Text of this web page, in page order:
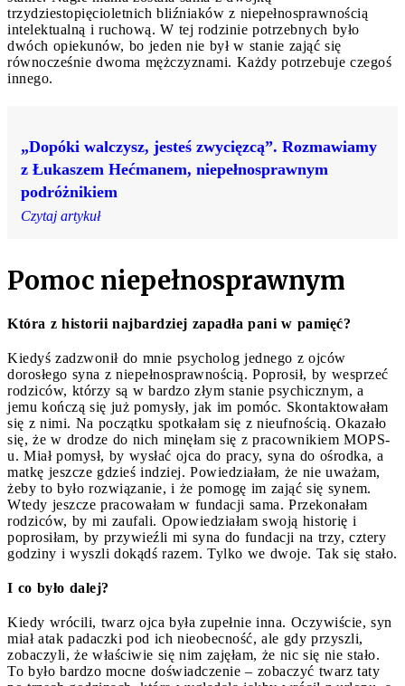
trzydziestopięcioletnich bliźniaków z niepełnosprawnością
intelektualną i ruchową. W tej rodzinie potrzebnych było
dwóch opiekunów, bo jeden nie był w stanie zająć się
równocześnie dwoma mężczyznami. Każdy potrzebuje czegoś
innego.
„Dopóki walczysz, jesteś zwycięzcą”. Rozmawiamy
z Łukaszem Hećmanem, niepełnosprawnym
podróżnikiem
Czytaj artykuł
Pomoc niepełnosprawnym
Która z historii najbardziej zapadła pani w pamięć?
Kiedyś zadzwonił do mnie psycholog jednego z ojców
dorosłego syna z niepełnosprawnością. Poprosił, by wesprzeć
rodziców, którzy są w bardzo złym stanie psychicznym, a
jemu kończą się już pomysły, jak im pomóc. Skontaktowałam
się z nimi. Na początku spotkałam się z nieufnością. Okazało
się, że w drodze do nich minęłam się z pracownikiem MOPS-
u. Miał pomysł, by wysłać ojca do pracy, syna do ośrodka, a
matkę jeszcze gdzieś indziej. Powiedziałam, że nie uważam,
żeby to było rozwiązanie, i że pomogę im zająć się synem.
Wtedy jeszcze pracowałam w fundacji sama. Przekonałam
rodziców, by mi zaufali. Opowiedziałam swoją historię i
poprosiłam, by przywieźli mi syna do fundacji na trzy, cztery
godziny i wyszli dokądś razem. Tylko we dwoje. Tak się stało.
I co było dalej?
Kiedy wrócili, twarz ojca była zupełnie inna. Oczywiście, syn
miał atak padaczki pod ich nieobecność, ale gdy przyszli,
zobaczyli, że właściwie się nim zajęłam, że nic się nie stało.
To było bardzo mocne doświadczenie – zobaczyć twarz taty